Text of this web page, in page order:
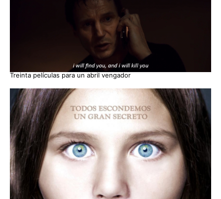
Treinta películas para un abril vengador